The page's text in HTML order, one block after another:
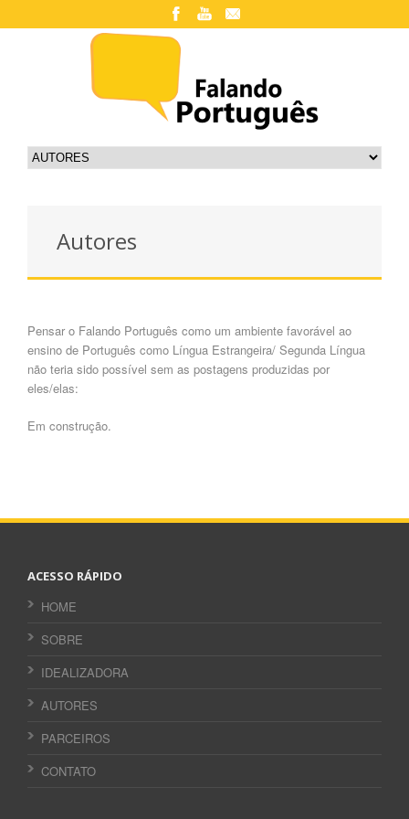
Autores
Pensar o Falando Português como um ambiente favorável ao
ensino de Português como Língua Estrangeira/ Segunda Língua
não teria sido possível sem as postagens produzidas por
eles/elas:
Em construção.
ACESSO RÁPIDO
HOME
SOBRE
IDEALIZADORA
AUTORES
PARCEIROS
CONTATO